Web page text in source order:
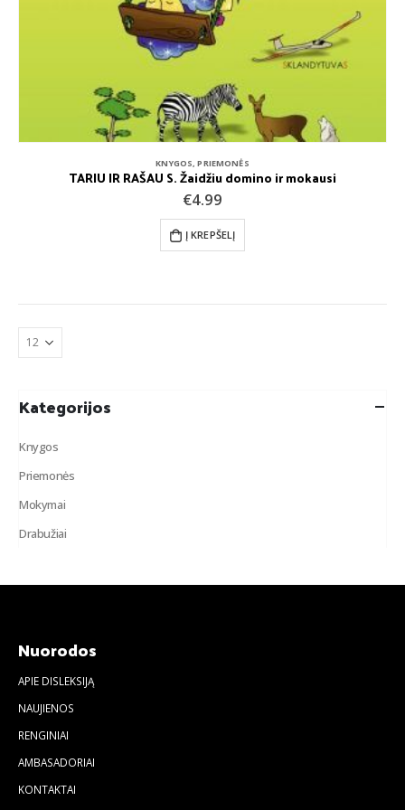
KNYGOS,PRIEMONĖS
TARIU IR RAŠAU S. Žaidžiu domino ir mokausi
€4.99
Į KREPŠELĮ
Kategorijos
Knygos
Priemonės
Mokymai
Drabužiai
Nuorodos
APIE DISLEKSIJĄ
NAUJIENOS
RENGINIAI
AMBASADORIAI
KONTAKTAI